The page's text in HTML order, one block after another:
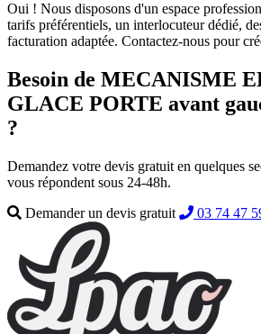
Oui ! Nous disposons d'un espace
tarifs préférentiels, un interlocuteur dédié,
facturation adaptée. Contactez-nous pour
Besoin de MECANISME
GLACE PORTE avant
?
Demandez votre devis gratuit en quelques
vous répondent sous 24-48h.
Demander un devis gratuit
03 74 47